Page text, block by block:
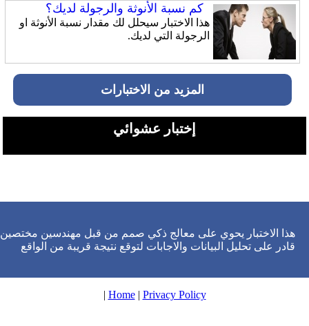
كم نسبة الأنوثة والرجولة لديك؟
هذا الاختبار سيحلل لك مقدار نسبة الأنوثة او
الرجولة التي لديك.
المزيد من الاختبارات
إختبار عشوائي
هذا الاختبار يحوي على معالج ذكي صمم من قبل مهندسين مختصين
قادر على تحليل البيانات والاجابات لتوقع نتيجة قريبة من الواقع
Home| Privacy Policy
|